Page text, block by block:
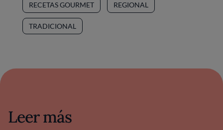
RECETAS GOURMET REGIONAL
TRADICIONAL
Leer más